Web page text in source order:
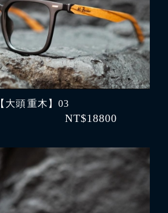
【大頭 重木】03
NT$18800